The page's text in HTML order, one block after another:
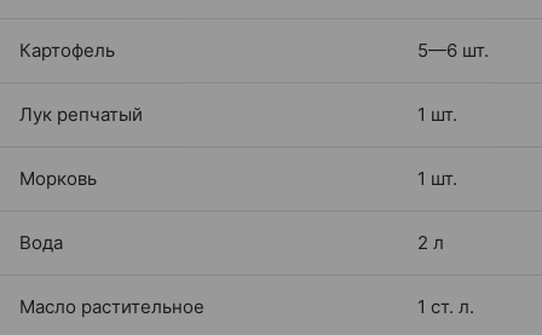
Картофель 5—6 шт.
Лук репчатый 1 шт.
Морковь 1 шт.
Вода 2 л
Масло растительное 1 ст. л.